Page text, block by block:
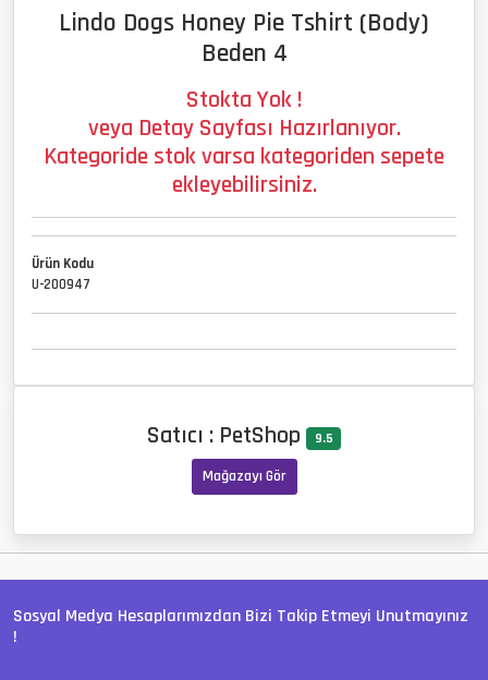
Lindo Dogs Honey Pie Tshirt (Body)
Beden 4
Stokta Yok !
veya Detay Sayfası Hazırlanıyor.
Kategoride stok varsa kategoriden sepete
ekleyebilirsiniz.
Ürün Kodu
U-200947
Satıcı : PetShop 9.5
Mağazayı Gör
Sosyal Medya Hesaplarımızdan Bizi Takip Etmeyi Unutmayınız
!